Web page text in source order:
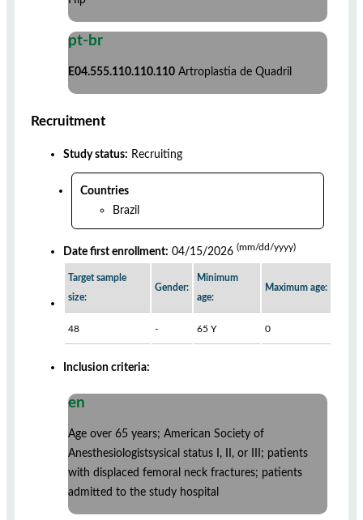
pt-br
E04.555.110.110.110 Artroplastia de Quadril
Recruitment
Study status: Recruiting
Countries
Brazil
Date first enrollment: 04/15/2026 (mm/dd/yyyy)
Target sample
size:
Gender:
Minimum
age:
Maximum age:
48 - 65 Y 0
Inclusion criteria:
en
Age over 65 years; American Society of
Anesthesiologistsysical status I, II, or III; patients
with displaced femoral neck fractures; patients
admitted to the study hospital